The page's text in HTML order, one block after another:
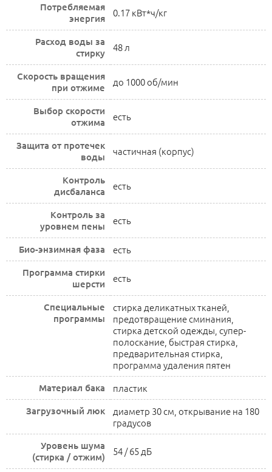
Потребляемая
энергия
0.17 кВт*ч/кг
Расход воды за
стирку
48 л
Скорость вращения
при отжиме
до 1000 об/мин
Выбор скорости
отжима
есть
Защита от протечек
воды
частичная (корпус)
Контроль
дисбаланса
есть
Контроль за
уровнем пены
есть
Био-энзимная фаза есть
Программа стирки
шерсти
есть
Специальные
программы
стирка деликатных тканей,
предотвращение сминания,
стирка детской одежды, супер-
полоскание, быстрая стирка,
предварительная стирка,
программа удаления пятен
Материал бака пластик
Загрузочный люк
диаметр 30 см, открывание на 180
градусов
Уровень шума
(стирка / отжим)
54 / 65 дБ